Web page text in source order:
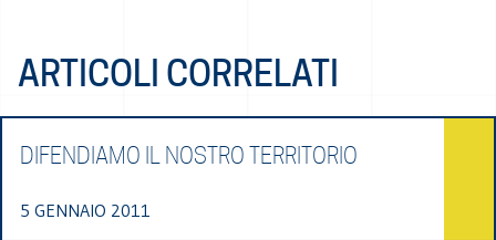
ARTICOLI CORRELATI
DIFENDIAMO IL NOSTRO TERRITORIO
5 GENNAIO 2011